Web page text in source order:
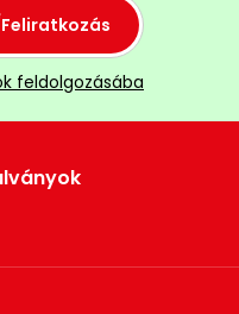
Feliratkozás
feldolgozásába